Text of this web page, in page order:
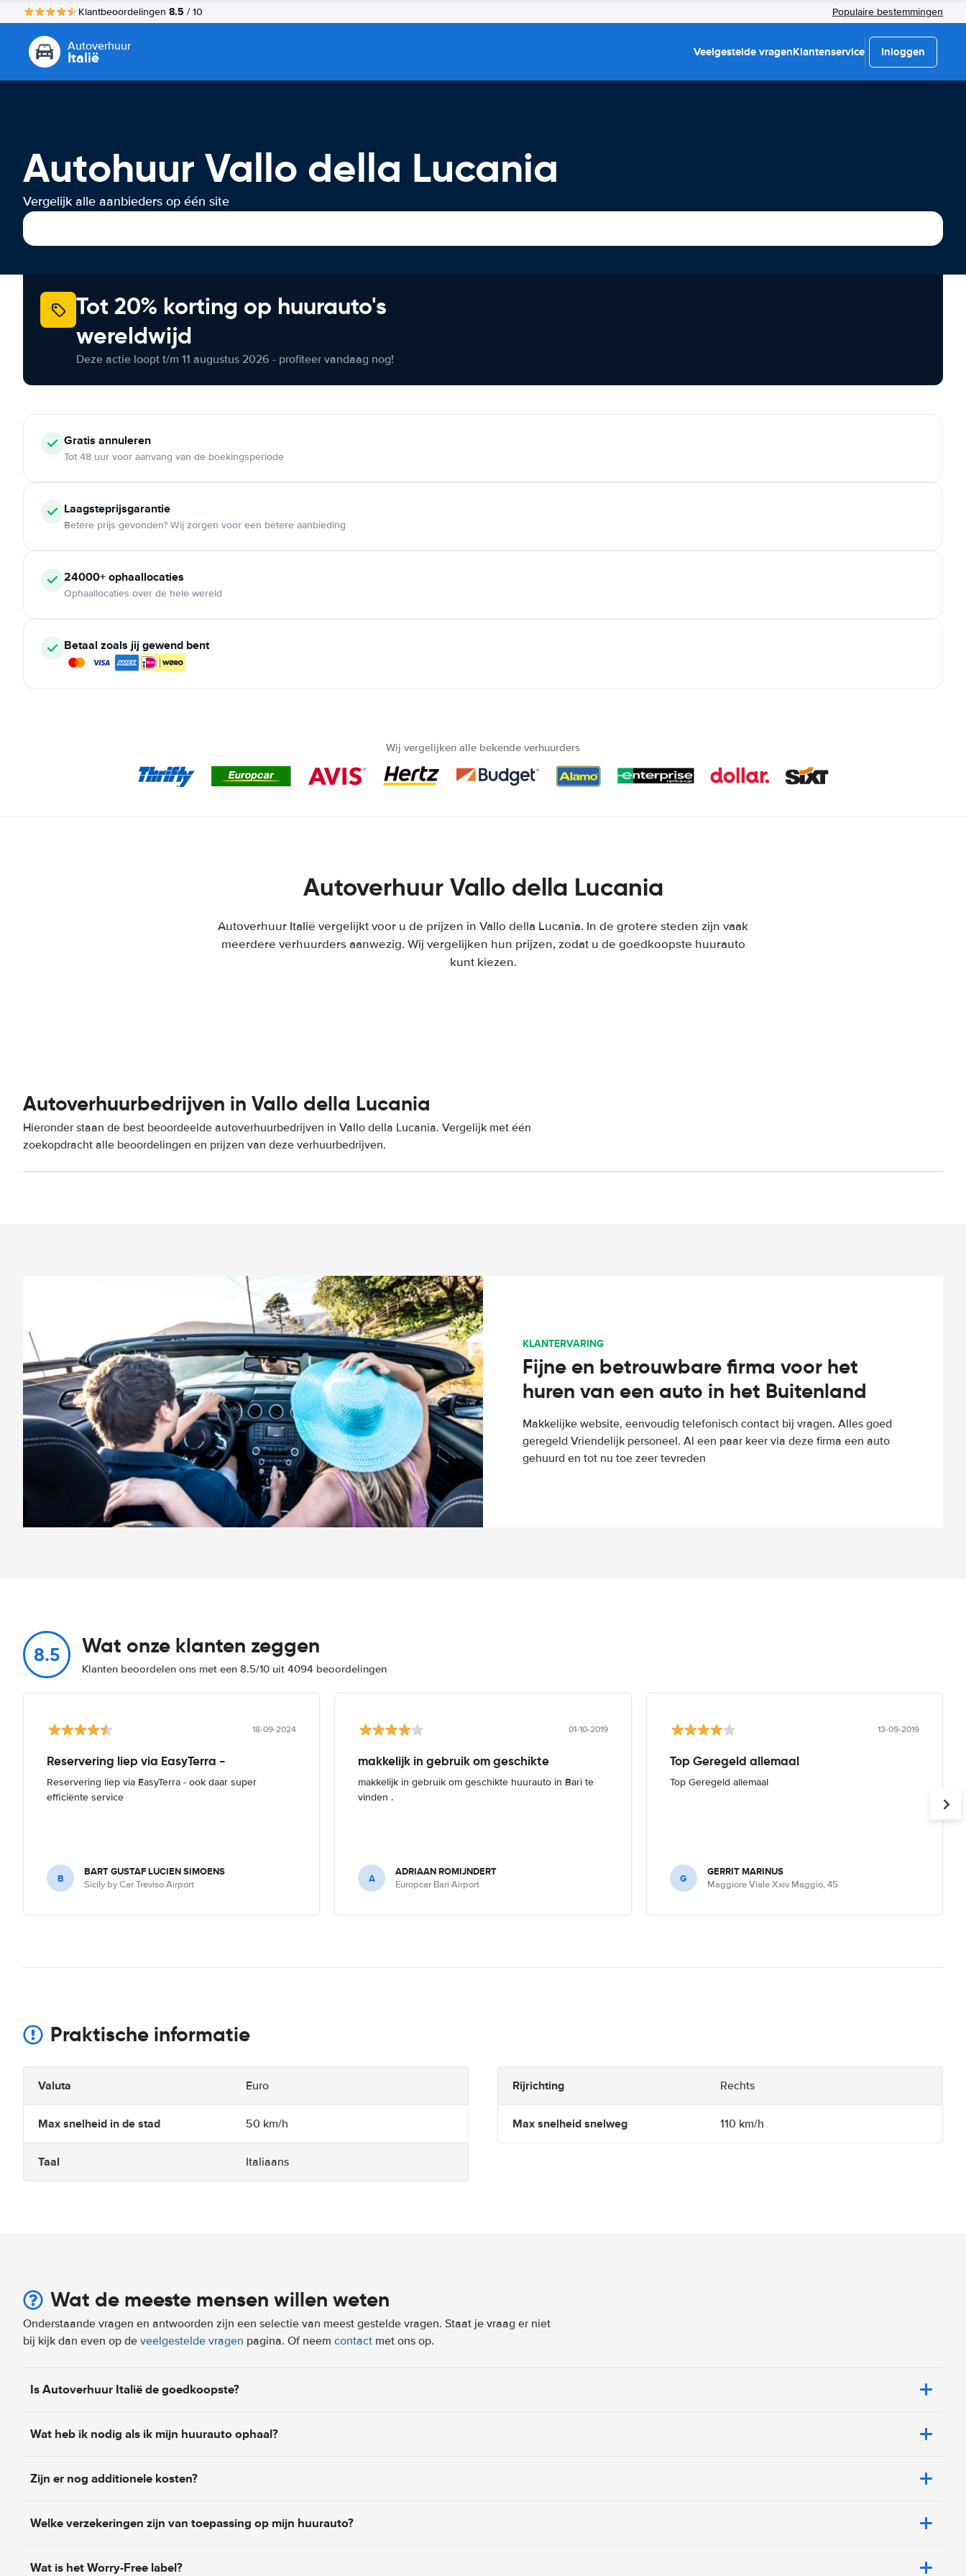
Klantbeoordelingen 8.5 / 10 Populaire bestemmingen
Autoverhuur
Italië Veelgestelde vragenKlantenservice Inloggen
Autohuur Vallo della Lucania
Vergelijk alle aanbieders op één site
Tot 20% korting op huurauto's
wereldwijd
Deze actie loopt t/m 11 augustus 2026 - profiteer vandaag nog!
Gratis annuleren
Tot 48 uur voor aanvang van de boekingsperiode
Laagsteprijsgarantie
Betere prijs gevonden? Wij zorgen voor een betere aanbieding
24000+ ophaallocaties
Ophaallocaties over de hele wereld
Betaal zoals jij gewend bent
Wij vergelijken alle bekende verhuurders
Autoverhuur Vallo della Lucania
Autoverhuur Italië vergelijkt voor u de prijzen in Vallo della Lucania. In de grotere steden zijn vaak
meerdere verhuurders aanwezig. Wij vergelijken hun prijzen, zodat u de goedkoopste huurauto
kunt kiezen.
Autoverhuurbedrijven in Vallo della Lucania
Hieronder staan de best beoordeelde autoverhuurbedrijven in Vallo della Lucania. Vergelijk met één
zoekopdracht alle beoordelingen en prijzen van deze verhuurbedrijven.
KLANTERVARING
Fijne en betrouwbare firma voor het
huren van een auto in het Buitenland
Makkelijke website, eenvoudig telefonisch contact bij vragen. Alles goed
geregeld Vriendelijk personeel. Al een paar keer via deze firma een auto
gehuurd en tot nu toe zeer tevreden
8.5 Wat onze klanten zeggen
Klanten beoordelen ons met een 8.5/10 uit 4094 beoordelingen
18-09-2024
Reservering liep via EasyTerra -
Reservering liep via EasyTerra - ook daar super
efficiënte service
B BART GUSTAF LUCIEN SIMOENS
Sicily by Car Treviso Airport
01-10-2019
makkelijk in gebruik om geschikte
makkelijk in gebruik om geschikte huurauto in Bari te
vinden .
A ADRIAAN ROMIJNDERT
Europcar Bari Airport
13-09-2019
Top Geregeld allemaal
Top Geregeld allemaal
G GERRIT MARINUS
Maggiore Viale Xxiv Maggio, 45
Praktische informatie
Valuta Euro Rijrichting Rechts
Max snelheid in de stad 50 km/h Max snelheid snelweg 110 km/h
Taal Italiaans
Wat de meeste mensen willen weten
Onderstaande vragen en antwoorden zijn een selectie van meest gestelde vragen. Staat je vraag er niet
bij kijk dan even op de veelgestelde vragen pagina. Of neem contact met ons op.
Is Autoverhuur Italië de goedkoopste?
Wat heb ik nodig als ik mijn huurauto ophaal?
Zijn er nog additionele kosten?
Welke verzekeringen zijn van toepassing op mijn huurauto?
Wat is het Worry-Free label?